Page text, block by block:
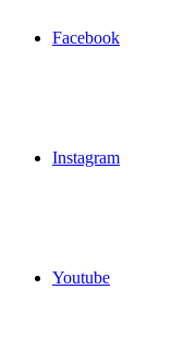
Facebook
Instagram
Youtube